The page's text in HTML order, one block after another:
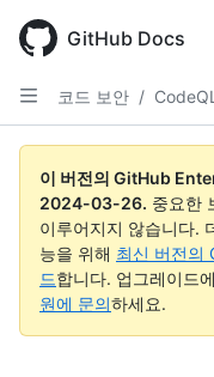
main
content
GitHub Docs
코드 보안 /
이 버전의 GitHub
2024-03-26. 중요한
이루어지지 않습니다.
능을 위해 최신 버전의
드합니다. 업그레이드
원에 문의하세요.